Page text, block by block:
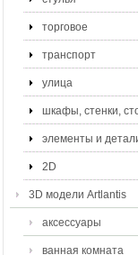
торговое
транспорт
улица
шкафы, стенки,
элементы и
2D
3D модели Artlantis
аксессуары
ванная комната